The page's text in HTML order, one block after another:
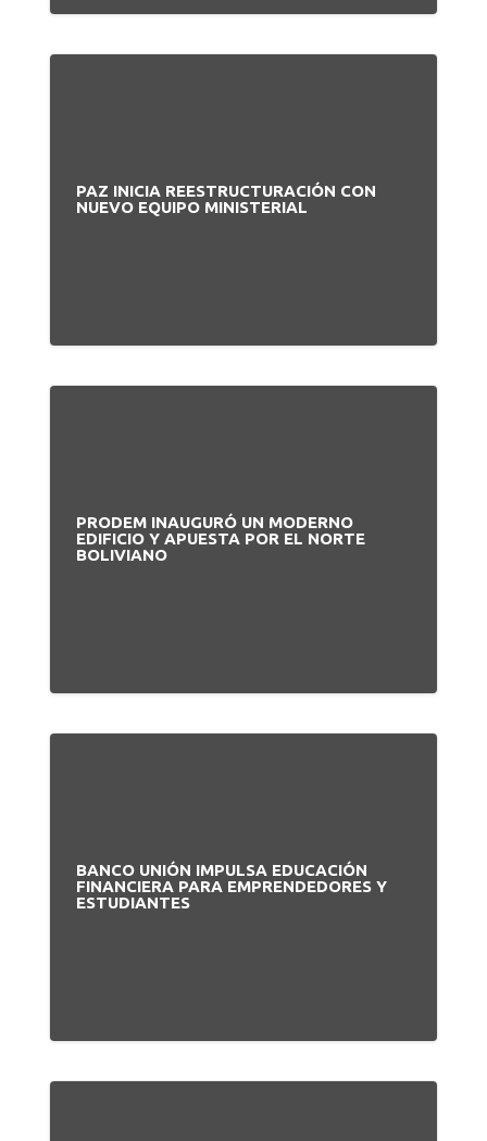
PAZ INICIA REESTRUCTURACIÓN CON
NUEVO EQUIPO MINISTERIAL
PRODEM INAUGURÓ UN MODERNO
EDIFICIO Y APUESTA POR EL NORTE
BOLIVIANO
BANCO UNIÓN IMPULSA EDUCACIÓN
FINANCIERA PARA EMPRENDEDORES Y
ESTUDIANTES